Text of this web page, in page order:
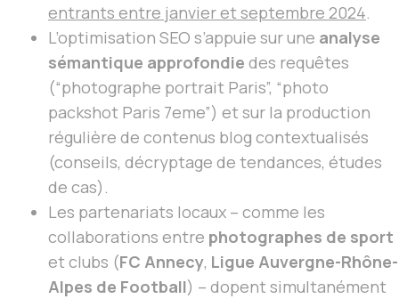
entrants entre janvier et septembre 2024.
L’optimisation SEO s’appuie sur une analyse
sémantique approfondie des requêtes
(“photographe portrait Paris”, “photo
packshot Paris 7eme”) et sur la production
régulière de contenus blog contextualisés
(conseils, décryptage de tendances, études
de cas).
Les partenariats locaux – comme les
collaborations entre photographes de sport
et clubs (FC Annecy, Ligue Auvergne-Rhône-
Alpes de Football) – dopent simultanément